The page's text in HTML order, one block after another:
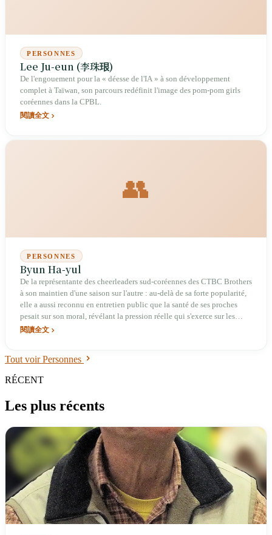
PERSONNES
Lee Ju-eun (李珠珢)
De l'engouement pour la « déesse de l'IA » à son développement
complet à Taïwan, son parcours redéfinit l'image des pom-pom girls
coréennes dans la CPBL.
閱讀全文
👥
PERSONNES
Byun Ha-yul
De la représentante des cheerleaders sud-coréennes des CTBC Brothers
à son maintien d'une saison sur l'autre : au-delà de sa forte popularité,
elle a aussi reconnu en entretien public que la santé de ses proches
pesait sur son moral, révélant la pression réelle qui s'exerce sur les
cheerleaders professionnelles.
閱讀全文
Tout voir Personnes
RÉCENT
Les plus récents